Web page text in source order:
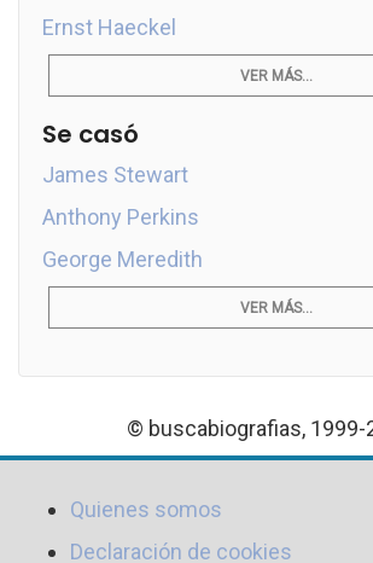
Ernst Haeckel
VER MÁS...
Se casó
James Stewart
Anthony Perkins
George Meredith
VER MÁS...
© buscabiografias, 1999-
Quienes somos
Declaración de cookies